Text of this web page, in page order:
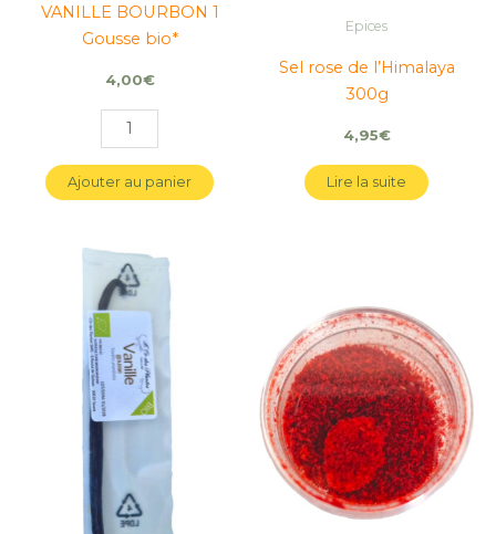
VANILLE BOURBON 1
Gousse bio*
4,00€
Ajouter au panier
Epices
Sel rose de l’Himalaya
300g
4,95€
Lire la suite
quantité
de
VANILLE
BOURBON
Gousses
bio*
quantité
de
VANILLE
BOURBON
Gousses
bio*
SAFRAN
moulu
dose
0,1g
SAFRAN
moulu
dose
0,1g